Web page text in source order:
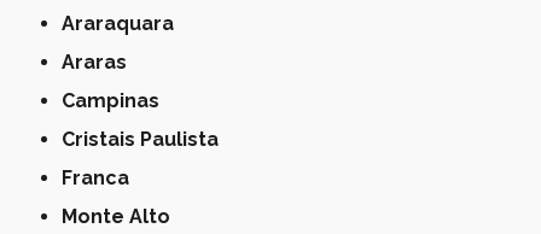
Araraquara
Araras
Campinas
Cristais Paulista
Franca
Monte Alto